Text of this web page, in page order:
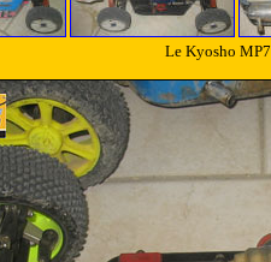
Le Kyosho